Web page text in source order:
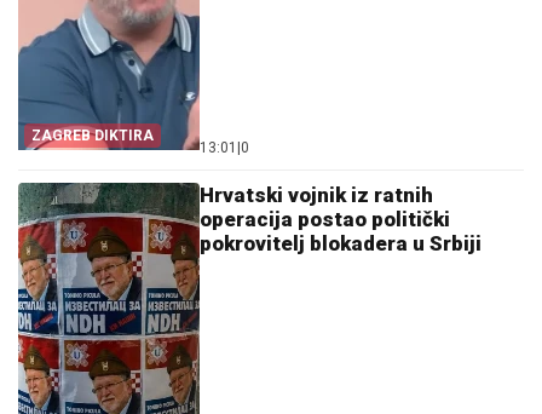
ZAGREB DIKTIRA
13:01 0
Hrvatski vojnik iz ratnih
operacija postao politički
pokrovitelj blokadera u Srbiji